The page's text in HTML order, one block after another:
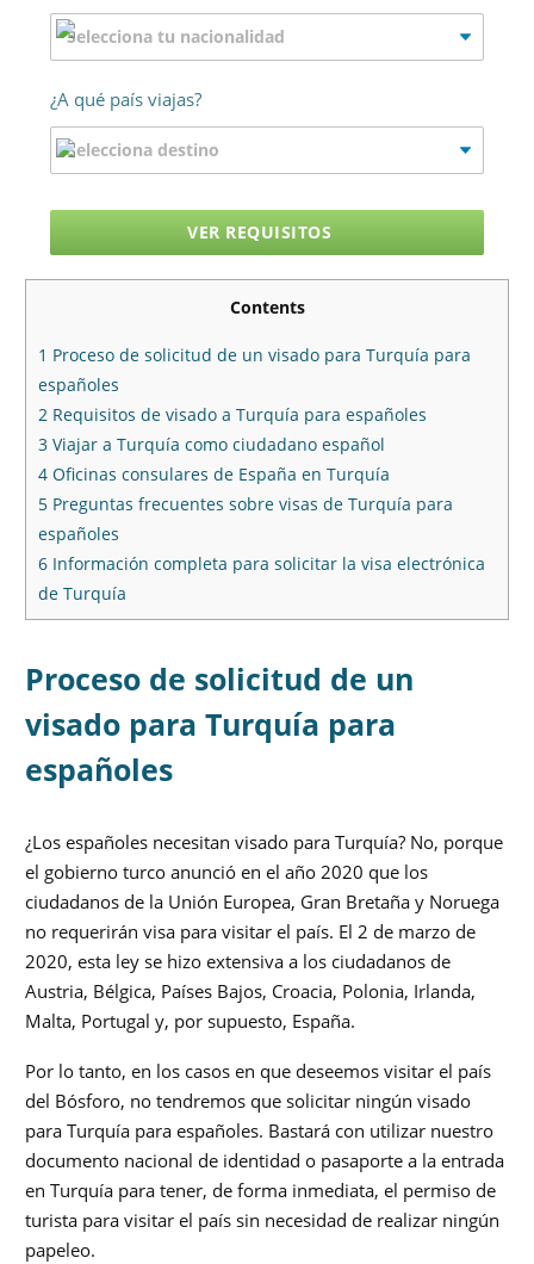
¿A qué país viajas?
VER REQUISITOS
Contents
1 Proceso de solicitud de un visado para Turquía para
españoles
2 Requisitos de visado a Turquía para españoles
3 Viajar a Turquía como ciudadano español
4 Oficinas consulares de España en Turquía
5 Preguntas frecuentes sobre visas de Turquía para
españoles
6 Información completa para solicitar la visa electrónica
de Turquía
Proceso de solicitud de un
visado para Turquía para
españoles
¿Los españoles necesitan visado para Turquía? No, porque
el gobierno turco anunció en el año 2020 que los
ciudadanos de la Unión Europea, Gran Bretaña y Noruega
no requerirán visa para visitar el país. El 2 de marzo de
2020, esta ley se hizo extensiva a los ciudadanos de
Austria, Bélgica, Países Bajos, Croacia, Polonia, Irlanda,
Malta, Portugal y, por supuesto, España.
Por lo tanto, en los casos en que deseemos visitar el país
del Bósforo, no tendremos que solicitar ningún visado
para Turquía para españoles. Bastará con utilizar nuestro
documento nacional de identidad o pasaporte a la entrada
en Turquía para tener, de forma inmediata, el permiso de
turista para visitar el país sin necesidad de realizar ningún
papeleo.